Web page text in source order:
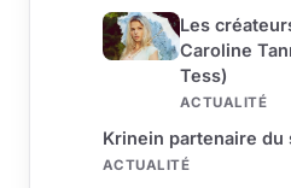
Les
Caroline
Tess)
ACTUALITÉ
Krinein partenaire du
ACTUALITÉ